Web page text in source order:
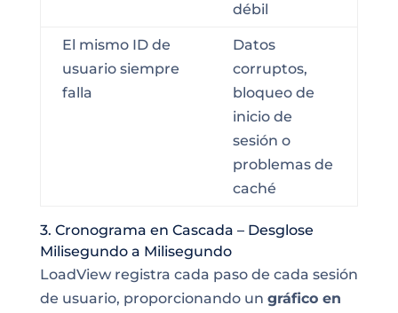
débil
El mismo ID de
usuario siempre
falla
Datos
corruptos,
bloqueo de
inicio de
sesión o
problemas de
caché
3. Cronograma en Cascada – Desglose
Milisegundo a Milisegundo
LoadView registra cada paso de cada sesión
de usuario, proporcionando un gráfico en